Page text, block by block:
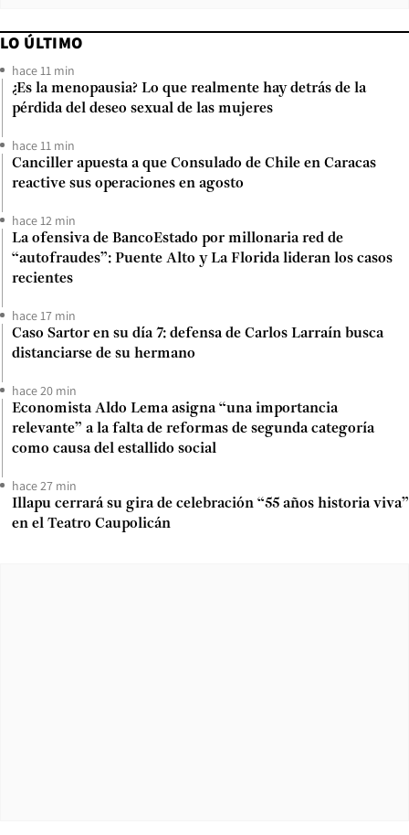
LO ÚLTIMO
hace 11 min
¿Es la menopausia? Lo que realmente hay detrás de la
pérdida del deseo sexual de las mujeres
hace 11 min
Canciller apuesta a que Consulado de Chile en Caracas
reactive sus operaciones en agosto
hace 12 min
La ofensiva de BancoEstado por millonaria red de
“autofraudes”: Puente Alto y La Florida lideran los casos
recientes
hace 17 min
Caso Sartor en su día 7: defensa de Carlos Larraín busca
distanciarse de su hermano
hace 20 min
Economista Aldo Lema asigna “una importancia
relevante” a la falta de reformas de segunda categoría
como causa del estallido social
hace 27 min
Illapu cerrará su gira de celebración “55 años historia viva”
en el Teatro Caupolicán